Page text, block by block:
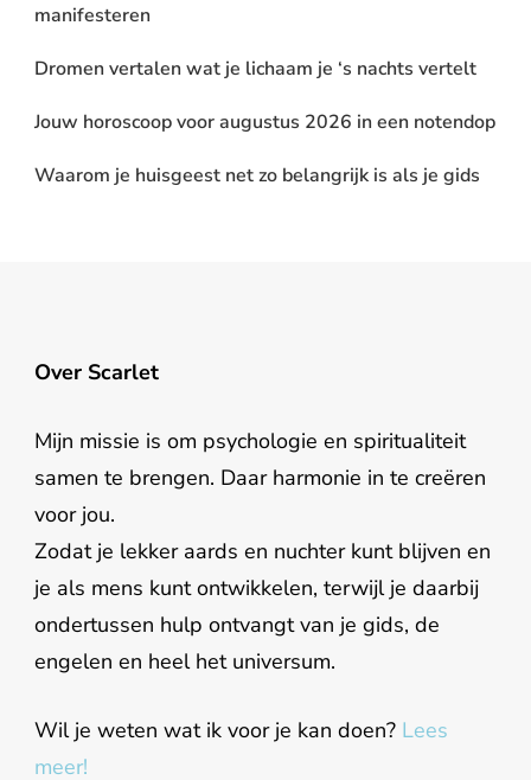
manifesteren
Dromen vertalen wat je lichaam je ‘s nachts vertelt
Jouw horoscoop voor augustus 2026 in een notendop
Waarom je huisgeest net zo belangrijk is als je gids
Over Scarlet
Mijn missie is om psychologie en spiritualiteit
samen te brengen. Daar harmonie in te creëren
voor jou.
Zodat je lekker aards en nuchter kunt blijven en
je als mens kunt ontwikkelen, terwijl je daarbij
ondertussen hulp ontvangt van je gids, de
engelen en heel het universum.
Wil je weten wat ik voor je kan doen? Lees
meer!